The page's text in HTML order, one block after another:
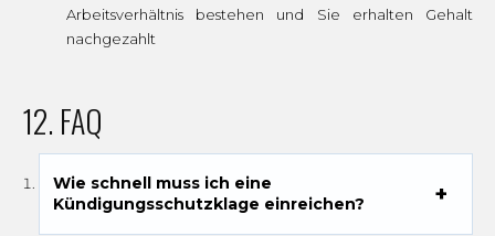
Arbeitsverhältnis bestehen und Sie erhalten Gehalt
nachgezahlt
12. FAQ
Wie schnell muss ich eine
Kündigungsschutzklage einreichen?